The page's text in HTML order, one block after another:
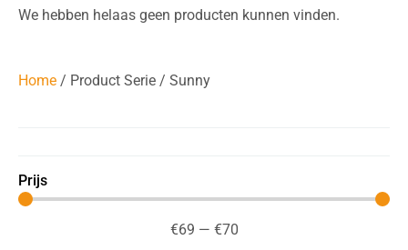
Prijs
€69 — €70
We hebben helaas geen producten kunnen vinden.
Home / Product Serie / Sunny